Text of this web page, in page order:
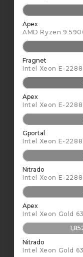
Apex
AMD Ryzen 9
Fragnet
Intel Xeon E-
Apex
Intel Xeon E-
Gportal
Intel Xeon E-
Nitrado
Intel Xeon E-
Apex
Intel Xeon Gold
Nitrado
Intel Xeon Gold